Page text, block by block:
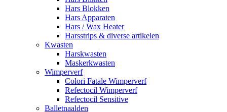
Hars Blokken
Hars Apparaten
Hars / Wax Heater
Harsstrips & diverse artikelen
Kwasten
Harskwasten
Maskerkwasten
Wimperverf
Colori Fatale Wimperverf
Refectocil Wimperverf
Refectocil Sensitive
Balletnaalden